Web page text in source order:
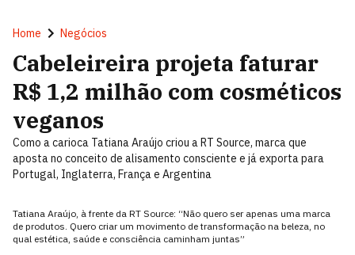
Home Negócios
Cabeleireira projeta faturar
R$ 1,2 milhão com cosméticos
veganos
Como a carioca Tatiana Araújo criou a RT Source, marca que
aposta no conceito de alisamento consciente e já exporta para
Portugal, Inglaterra, França e Argentina
Tatiana Araújo, à frente da RT Source: “Não quero ser apenas uma marca
de produtos. Quero criar um movimento de transformação na beleza, no
qual estética, saúde e consciência caminham juntas”